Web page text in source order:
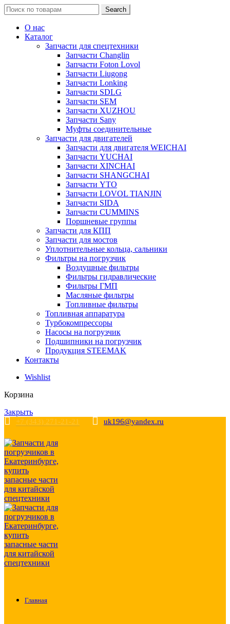
Search
for:
Search
О нас
Каталог
Запчасти для спецтехники
Запчасти Changlin
Запчасти Foton Lovol
Запчасти Liugong
Запчасти Lonking
Запчасти SDLG
Запчасти SEM
Запчасти XUZHOU
Запчасти Sany
Муфты соединительные
Запчасти для двигателей
Запчасти для двигателя WEICHAI
Запчасти YUCHAI
Запчасти XINCHAI
Запчасти SHANGCHAI
Запчасти YTO
Запчасти LOVOL TIANJIN
Запчасти SIDA
Запчасти CUMMINS
Поршневые группы
Запчасти для КПП
Запчасти для мостов
Уплотнительные кольца, сальники
Фильтры на погрузчик
Воздушные фильтры
Фильтры гидравлические
Фильтры ГМП
Масляные фильтры
Топливные фильтры
Топливная аппаратура
Турбокомпрессоры
Насосы на погрузчик
Подшипники на погрузчик
Продукция STEEMAK
Контакты
Wishlist
Корзина
Закрыть
+7 (343) 271-21-21 uk196@yandex.ru
Главная